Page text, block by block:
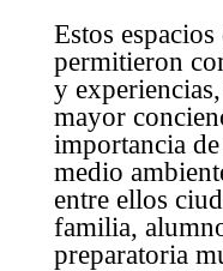
Estos
permitieron
y
mayor
importancia
medio
entre ellos
familia,
preparatoria